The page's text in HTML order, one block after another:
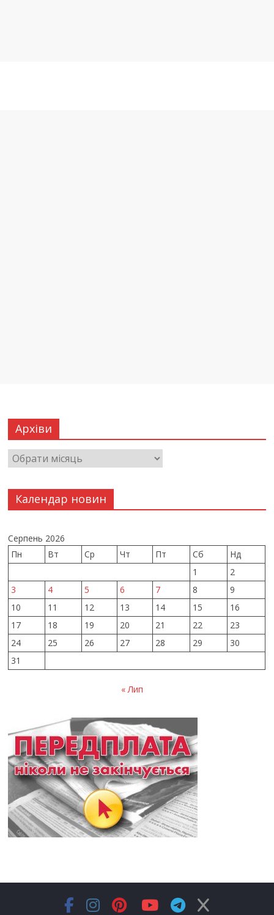
Архіви
Календар новин
Серпень 2026
Пн
Вт Ср Чт Пт Сб
Нд
1
2
3
4 5 6 7 8
9
10
11 12 13 14 15
16
17
18 19 20 21 22
23
24
25 26 27 28 29
30
31
« Лип